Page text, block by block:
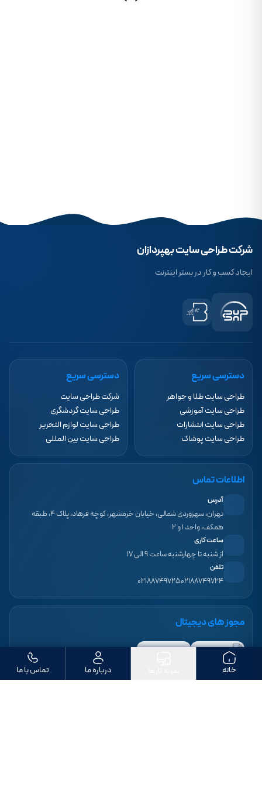
شرکت طراحی سایت بهپردازان
ایجاد کسب و کار در بستر اینترنت
دسترسی سریع
طراحی سایت طلا و جواهر
طراحی سایت آموزشی
طراحی سایت انتشارات
طراحی سایت پوشاک
دسترسی سریع
شرکت طراحی سایت
طراحی سایت گردشگری
طراحی سایت لوازم التحریر
طراحی سایت بین المللی
اطلاعات تماس
آدرس
تهران، سهروردی شمالی، خیابان خرمشهر، کوچه فرهاد، پلاک ۴، طبقه
همکف، واحد ۱ و ۲
ساعت کاری
از شنبه تا چهارشنبه ساعت ۹ الی ۱۷
تلفن
۰۲۱۸۸۷۴۹۷۲۴۰۲۱۸۸۷۴۹۷۲۵
مجوز های دیجیتال
خانه درباره ما تماس با ما